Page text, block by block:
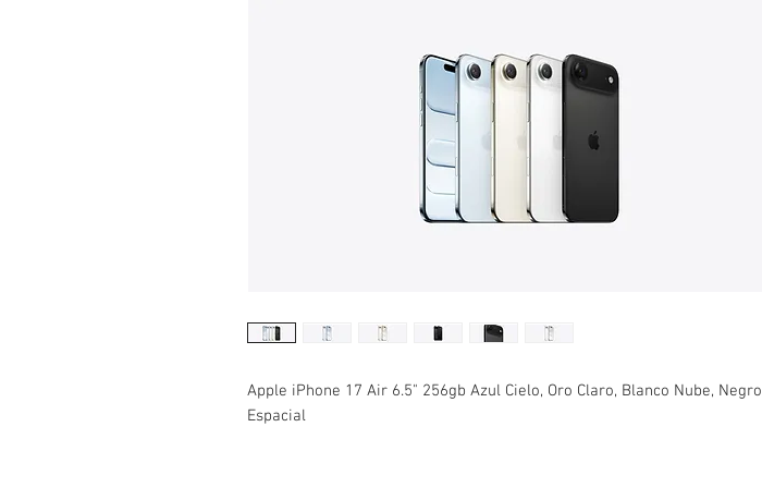
Apple iPhone 17 Air 6.5" 256gb Azul Cielo, Oro Claro, Blanco Nube, Negro
Espacial